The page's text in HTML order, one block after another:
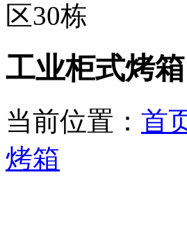
区30栋
工业柜式烤箱
当前位置： 首
烤箱